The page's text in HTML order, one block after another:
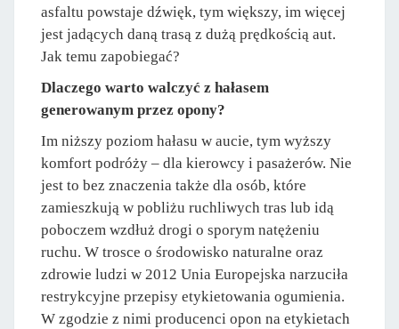
asfaltu powstaje dźwięk, tym większy, im więcej
jest jadących daną trasą z dużą prędkością aut.
Jak temu zapobiegać?
Dlaczego warto walczyć z hałasem
generowanym przez opony?
Im niższy poziom hałasu w aucie, tym wyższy
komfort podróży – dla kierowcy i pasażerów. Nie
jest to bez znaczenia także dla osób, które
zamieszkują w pobliżu ruchliwych tras lub idą
poboczem wzdłuż drogi o sporym natężeniu
ruchu. W trosce o środowisko naturalne oraz
zdrowie ludzi w 2012 Unia Europejska narzuciła
restrykcyjne przepisy etykietowania ogumienia.
W zgodzie z nimi producenci opon na etykietach